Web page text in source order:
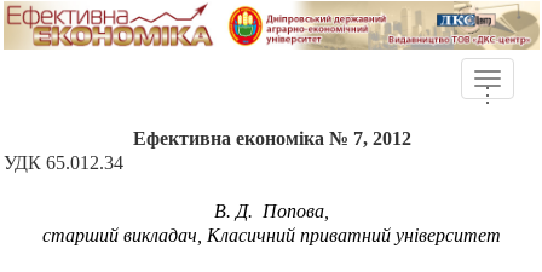
Toggle
...
Ефективна економіка № 7, 2012
УДК 65.012.34
В. Д. Попова,
старший викладач, Класичний приватний університет